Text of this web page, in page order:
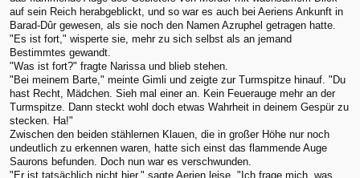
auf sein Reich herabgeblickt, und so war es auch bei Aeriens Ankunft in
Barad-Dûr gewesen, als sie noch den Namen Azruphel getragen hatte.
"Es ist fort," wisperte sie, mehr zu sich selbst als an jemand
Bestimmtes gewandt.
"Was ist fort?" fragte Narissa und blieb stehen.
"Bei meinem Barte," meinte Gimli und zeigte zur Turmspitze hinauf. "Du
hast Recht, Mädchen. Sieh mal einer an. Kein Feuerauge mehr an der
Turmspitze. Dann steckt wohl doch etwas Wahrheit in deinem Gespür zu
stecken. Ha!"
Zwischen den beiden stählernen Klauen, die in großer Höhe nur noch
undeutlich zu erkennen waren, hatte sich einst das flammende Auge
Saurons befunden. Doch nun war es verschwunden.
"Er ist tatsächlich nicht hier," sagte Aerien leise. "Ich frage mich, was